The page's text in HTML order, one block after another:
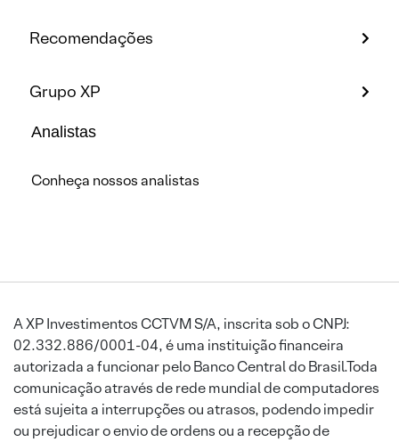
Recomendações
Grupo XP
Analistas
Conheça nossos analistas
A XP Investimentos CCTVM S/A, inscrita sob o CNPJ:
02.332.886/0001-04, é uma instituição financeira
autorizada a funcionar pelo Banco Central do Brasil.Toda
comunicação através de rede mundial de computadores
está sujeita a interrupções ou atrasos, podendo impedir
ou prejudicar o envio de ordens ou a recepção de